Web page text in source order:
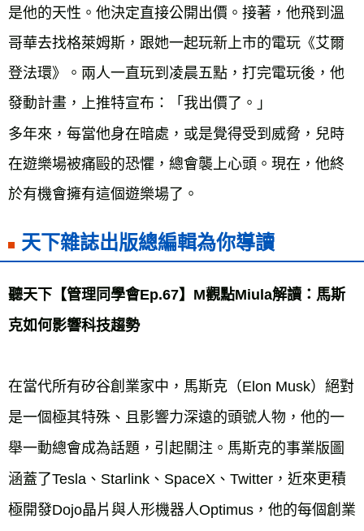
是他的天性。他決定直接公開出價。接著，他飛到溫
哥華去找格萊姆斯，跟她一起玩新上市的電玩《艾爾
登法環》。兩人一直玩到凌晨五點，打完電玩後，他
發動計畫，上推特宣布：「我出價了。」
多年來，每當他身在暗處，或是覺得受到威脅，兒時
在遊樂場被痛毆的恐懼，總會襲上心頭。現在，他終
於有機會擁有這個遊樂場了。
天下雜誌出版總編輯為你導讀
聽天下【管理同學會Ep.67】M觀點Miula解讀：馬斯
克如何影響科技趨勢
在當代所有矽谷創業家中，馬斯克（Elon Musk）絕對
是一個極其特殊、且影響力深遠的頭號人物，他的一
舉一動總會成為話題，引起關注。馬斯克的事業版圖
涵蓋了Tesla、Starlink、SpaceX、Twitter，近來更積
極開發Dojo晶片與人形機器人Optimus，他的每個創業